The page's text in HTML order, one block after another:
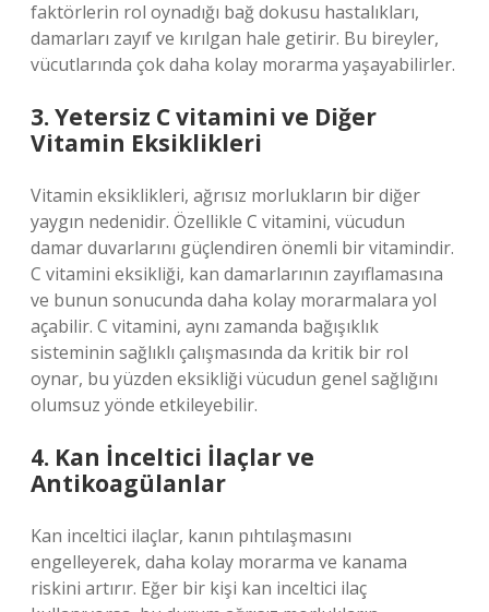
faktörlerin rol oynadığı bağ dokusu hastalıkları,
damarları zayıf ve kırılgan hale getirir. Bu bireyler,
vücutlarında çok daha kolay morarma yaşayabilirler.
3. Yetersiz C vitamini ve Diğer
Vitamin Eksiklikleri
Vitamin eksiklikleri, ağrısız morlukların bir diğer
yaygın nedenidir. Özellikle C vitamini, vücudun
damar duvarlarını güçlendiren önemli bir vitamindir.
C vitamini eksikliği, kan damarlarının zayıflamasına
ve bunun sonucunda daha kolay morarmalara yol
açabilir. C vitamini, aynı zamanda bağışıklık
sisteminin sağlıklı çalışmasında da kritik bir rol
oynar, bu yüzden eksikliği vücudun genel sağlığını
olumsuz yönde etkileyebilir.
4. Kan İnceltici İlaçlar ve
Antikoagülanlar
Kan inceltici ilaçlar, kanın pıhtılaşmasını
engelleyerek, daha kolay morarma ve kanama
riskini artırır. Eğer bir kişi kan inceltici ilaç